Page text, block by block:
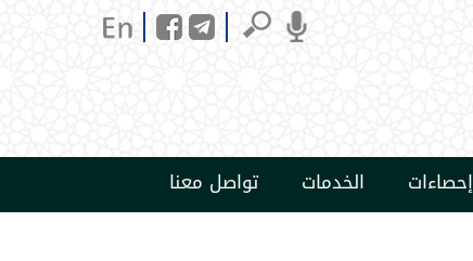
إحصاءات الخدمات تواصل معنا